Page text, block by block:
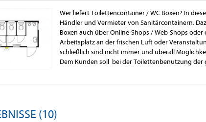
Wer liefert Toilettencontainer / WC Boxen? In
Händler und Vermieter von Sanitärcontainern.
Boxen auch über Online-Shops / Web-Shops
Arbeitsplatz an der frischen Luft oder
schließlich sind nicht immer und überall
Dem Kunden soll bei der Toilettenbenutzung
(10)